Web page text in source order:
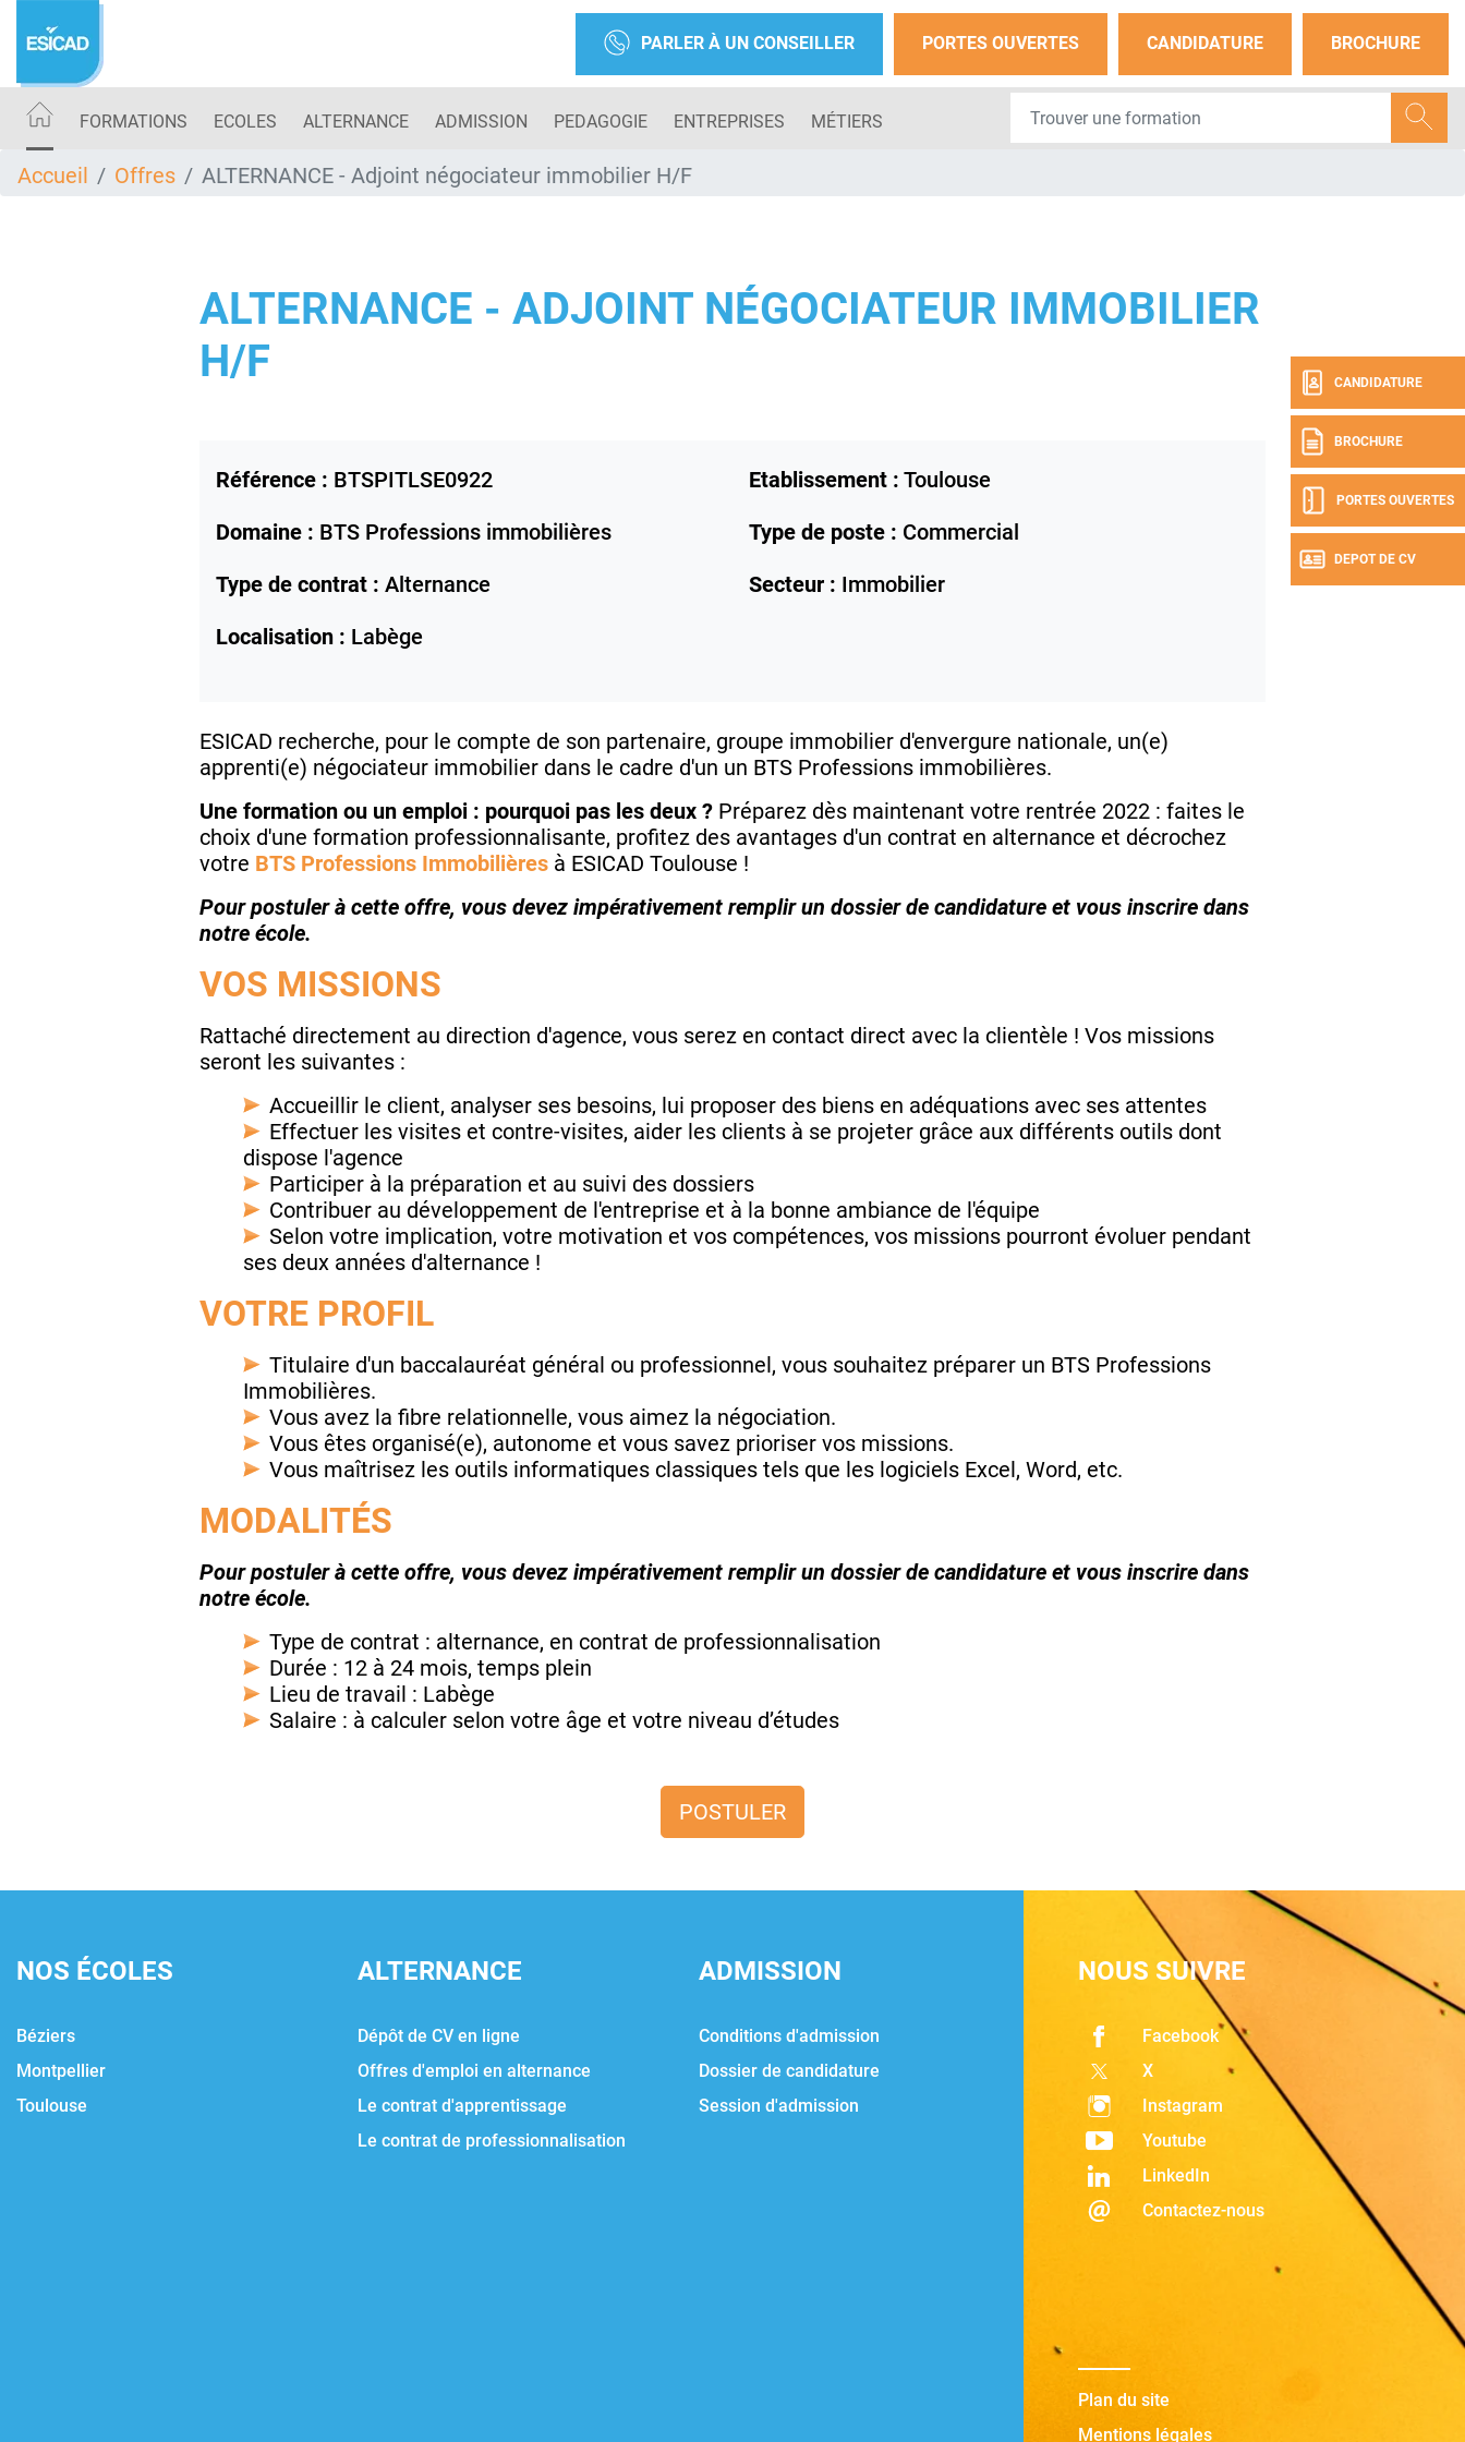
contenu
PARLER À UN CONSEILLER PORTES OUVERTES CANDIDATURE BROCHURE
FORMATIONS ECOLES ALTERNANCE ADMISSION PEDAGOGIE ENTREPRISES MÉTIERS
CANDIDATURE
BROCHURE
PORTES OUVERTES
DEPOT DE CV
Accueil Offres ALTERNANCE - Adjoint négociateur immobilier H/F
ALTERNANCE - ADJOINT NÉGOCIATEUR IMMOBILIER
H/F
Référence : BTSPITLSE0922 Etablissement : Toulouse
Domaine : BTS Professions immobilières Type de poste : Commercial
Type de contrat : Alternance Secteur : Immobilier
Localisation : Labège
ESICAD recherche, pour le compte de son partenaire, groupe immobilier d'envergure nationale, un(e)
apprenti(e) négociateur immobilier dans le cadre d'un un BTS Professions immobilières.
Une formation ou un emploi : pourquoi pas les deux ? Préparez dès maintenant votre rentrée 2022 : faites le
choix d'une formation professionnalisante, profitez des avantages d'un contrat en alternance et décrochez
votre BTS Professions Immobilières à ESICAD Toulouse !
Pour postuler à cette offre, vous devez impérativement remplir un dossier de candidature et vous inscrire dans
notre école.
VOS MISSIONS
Rattaché directement au direction d'agence, vous serez en contact direct avec la clientèle ! Vos missions
seront les suivantes :
Accueillir le client, analyser ses besoins, lui proposer des biens en adéquations avec ses attentes
Effectuer les visites et contre-visites, aider les clients à se projeter grâce aux différents outils dont
dispose l'agence
Participer à la préparation et au suivi des dossiers
Contribuer au développement de l'entreprise et à la bonne ambiance de l'équipe
Selon votre implication, votre motivation et vos compétences, vos missions pourront évoluer pendant
ses deux années d'alternance !
VOTRE PROFIL
Titulaire d'un baccalauréat général ou professionnel, vous souhaitez préparer un BTS Professions
Immobilières.
Vous avez la fibre relationnelle, vous aimez la négociation.
Vous êtes organisé(e), autonome et vous savez prioriser vos missions.
Vous maîtrisez les outils informatiques classiques tels que les logiciels Excel, Word, etc.
MODALITÉS
Pour postuler à cette offre, vous devez impérativement remplir un dossier de candidature et vous inscrire dans
notre école.
Type de contrat : alternance, en contrat de professionnalisation
Durée : 12 à 24 mois, temps plein
Lieu de travail : Labège
Salaire : à calculer selon votre âge et votre niveau d’études
POSTULER
NOS ÉCOLES
Béziers
Montpellier
Toulouse
ALTERNANCE
Dépôt de CV en ligne
Offres d'emploi en alternance
Le contrat d'apprentissage
Le contrat de professionnalisation
ADMISSION
Conditions d'admission
Dossier de candidature
Session d'admission
NOUS SUIVRE
Facebook
X
Instagram
Youtube
LinkedIn
Contactez-nous
Plan du site
Mentions légales